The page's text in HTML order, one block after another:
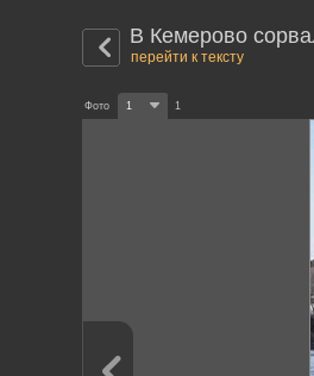
В Кемерово
перейти к тексту
Фото 1 1